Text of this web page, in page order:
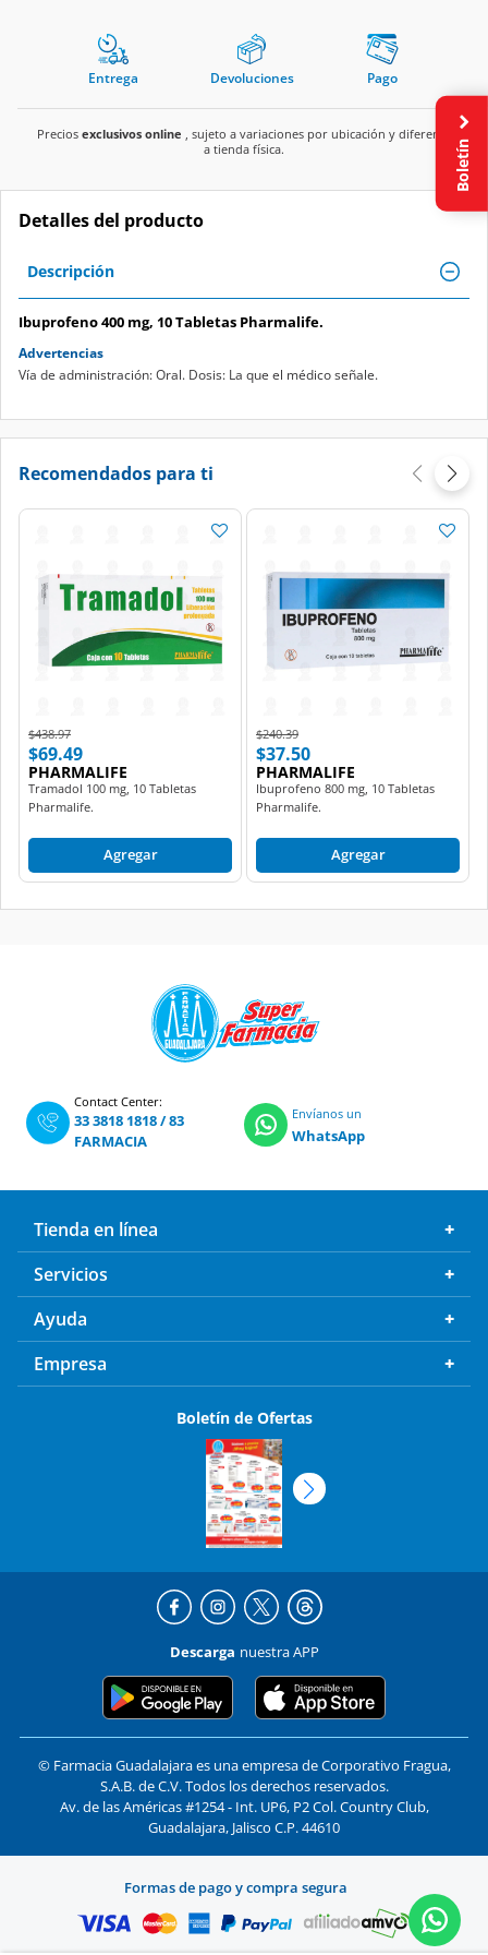
Entrega Devoluciones Pago
Precios exclusivos online , sujeto a variaciones por ubicación y diferente
a tienda física.
Detalles del producto
Descripción
Ibuprofeno 400 mg, 10 Tabletas Pharmalife.
Advertencias
Vía de administración: Oral. Dosis: La que el médico señale.
Recomendados para ti
Price reduced from
$438.97to
$69.49
PHARMALIFE
Tramadol 100 mg, 10 Tabletas
Pharmalife.
Agregar
Price reduced from
$240.39to
$37.50
PHARMALIFE
Ibuprofeno 800 mg, 10 Tabletas
Pharmalife.
Agregar
Contact Center:
33 3818 1818/83
FARMACIA
Envíanos un
WhatsApp
Tienda en línea
Servicios
Ayuda
Empresa
Boletín de Ofertas
Descarga nuestra APP
© Farmacia Guadalajara es una empresa de Corporativo Fragua,
S.A.B. de C.V. Todos los derechos reservados.
Av. de las Américas #1254 - Int. UP6, P2 Col. Country Club,
Guadalajara, Jalisco C.P. 44610
Formas de pago y compra segura
Boletín